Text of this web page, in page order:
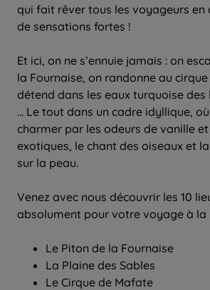
qui fait rêver tous les voyageurs en
de sensations fortes !
Et ici, on ne s’ennuie jamais : on
la Fournaise, on randonne au
détend dans les eaux turquoise des
… Le tout dans un cadre idyllique,
charmer par les odeurs de vanille
exotiques, le chant des oiseaux et
sur la peau.
Venez avec nous découvrir les 10
absolument pour votre voyage à la
Le Piton de la Fournaise
La Plaine des Sables
Le Cirque de Mafate